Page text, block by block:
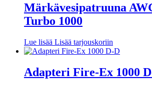
Märkävesipatruuna
Turbo 1000
Lue lisää Lisää tarjouskoriin
Adapteri Fire-Ex 1000